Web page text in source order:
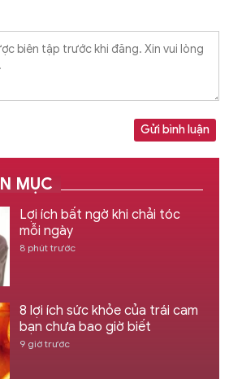
Gửi bình luận
MỤC
Lợi ích bất ngờ khi chải tóc
mỗi ngày
8 phút trước
8 lợi ích sức khỏe của trái cam
bạn chưa bao giờ biết
9 giờ trước